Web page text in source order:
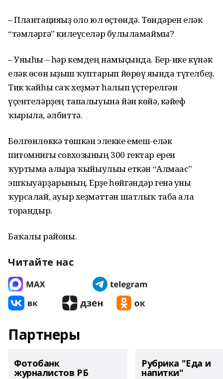
– Плантацияғыҙ оло юл өҫтөндә. Төндәрен еләк
“тәмләргә” килеүселәр булғыламаймы?
– Уныһы – һәр кемдең намыҫында. Бер-ике күнәк
еләк өсөн ыҙғыш ҡуптарып йөрөү яғында түгелбеҙ.
Тик ҡайһы саҡ хеҙмәт һалып үҫтерелгән
үҫентеләрҙең тапалыуына йән көйә, кәйеф
ҡырыла, әлбиттә.
Бөлгөнлөккә төшкән элекке емеш-еләк
питомнигы совхозы­ның 300 гектар ерен
ҡуртымға алырға ҡыйыулығы еткән “Алмағас”
эшҡыуарҙарының. Ерҙе һөйгәндәр генә уны
ҡурсалай, ауыр хеҙмәттән шатлыҡ таба ала
торғандыр.
Баҡалы районы.
Читайте нас
Партнеры
Фотобанк
журналистов РБ
Рубрика "Еда и
напитки"